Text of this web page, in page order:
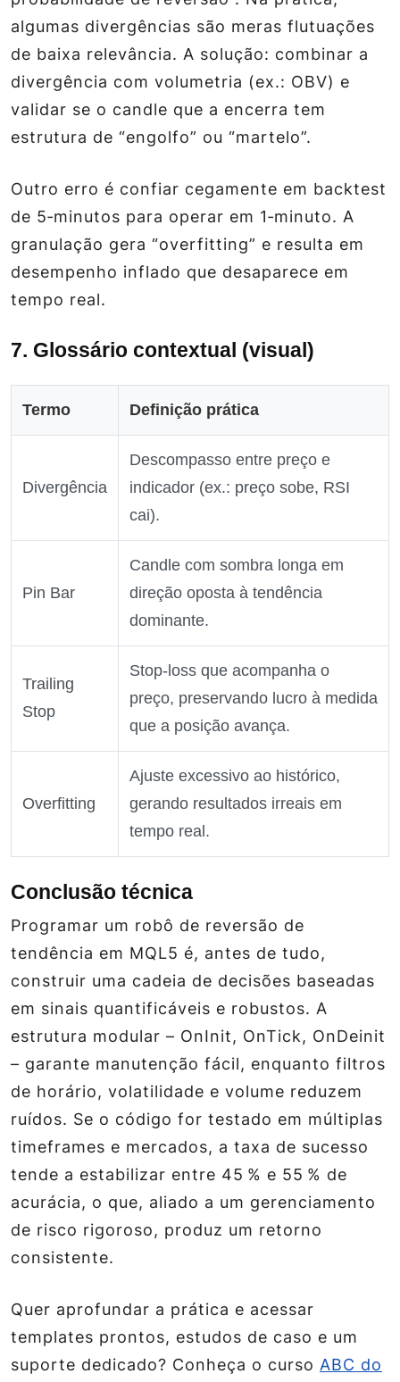
algumas divergências são meras flutuações
de baixa relevância. A solução: combinar a
divergência com volumetria (ex.: OBV) e
validar se o candle que a encerra tem
estrutura de “engolfo” ou “martelo”.
Outro erro é confiar cegamente em backtest
de 5‑minutos para operar em 1‑minuto. A
granulação gera “overfitting” e resulta em
desempenho inflado que desaparece em
tempo real.
7. Glossário contextual (visual)
Termo Definição prática
Divergência
Descompasso entre preço e
indicador (ex.: preço sobe, RSI
cai).
Pin Bar
Candle com sombra longa em
direção oposta à tendência
dominante.
Trailing
Stop
Stop‑loss que acompanha o
preço, preservando lucro à medida
que a posição avança.
Overfitting
Ajuste excessivo ao histórico,
gerando resultados irreais em
tempo real.
Conclusão técnica
Programar um robô de reversão de
tendência em MQL5 é, antes de tudo,
construir uma cadeia de decisões baseadas
em sinais quantificáveis e robustos. A
estrutura modular – OnInit, OnTick, OnDeinit
– garante manutenção fácil, enquanto filtros
de horário, volatilidade e volume reduzem
ruídos. Se o código for testado em múltiplas
timeframes e mercados, a taxa de sucesso
tende a estabilizar entre 45 % e 55 % de
acurácia, o que, aliado a um gerenciamento
de risco rigoroso, produz um retorno
consistente.
Quer aprofundar a prática e acessar
templates prontos, estudos de caso e um
suporte dedicado? Conheça o curso ABC do